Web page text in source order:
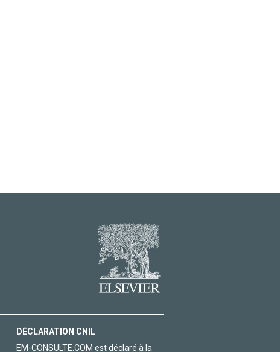
DÉCLARATION CNIL
EM-CONSULTE.COM est déclaré à la